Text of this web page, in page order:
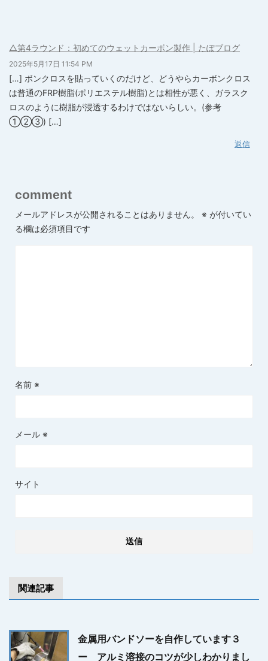
△第4ラウンド：初めてのウェットカーボン製作 | たぽブログ
2025年5月17日 11:54 PM
[…] ボンクロスを貼っていくのだけど、どうやらカーボンクロス
は普通のFRP樹脂(ポリエステル樹脂)とは相性が悪く、ガラスク
ロスのように樹脂が浸透するわけではないらしい。(参考
①②③) […]
返信
comment
メールアドレスが公開されることはありません。 ※ が付いてい
る欄は必須項目です
名前 ※
メール ※
サイト
関連記事
金属用バンドソーを自作しています３
ー アルミ溶接のコツが少しわかりまし